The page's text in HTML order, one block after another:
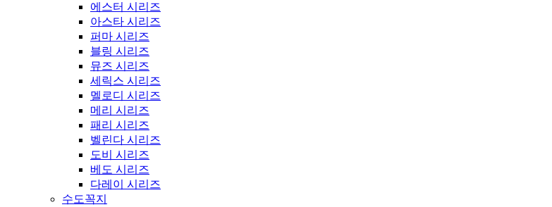
에스터 시리즈
아스타 시리즈
퍼마 시리즈
블링 시리즈
뮤즈 시리즈
세릭스 시리즈
멜로디 시리즈
메리 시리즈
패리 시리즈
벨린다 시리즈
도비 시리즈
베도 시리즈
다레이 시리즈
수도꼭지